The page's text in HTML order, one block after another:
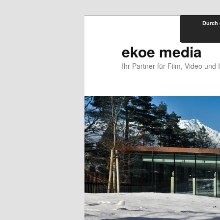
ekoe media
Ihr Partner für Film, Video und
Durch